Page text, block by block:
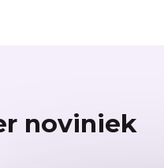
noviniek